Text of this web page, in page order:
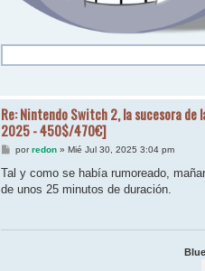
Re: Nintendo Switch 2, la sucesora
2025 - 450$/470€]
M
n
a
porredon» Mié Jul 30, 2025 3:04 pm
Tal y como se había rumoreado,
de unos 25 minutos de duración.